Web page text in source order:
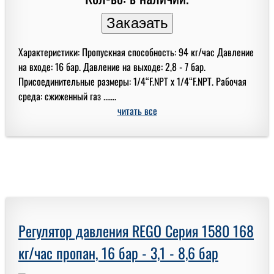
Характеристики: Пропускная способность: 94 кг/час Давление
на входе: 16 бар. Давление на выходе: 2,8 - 7 бар.
Присоединительные размеры: 1/4“F.NPT x 1/4“F.NPT. Рабочая
среда: сжиженный газ .......
читать все
Регулятор давления REGO Серия 1580 168
кг/час пропан, 16 бар - 3,1 - 8,6 бар